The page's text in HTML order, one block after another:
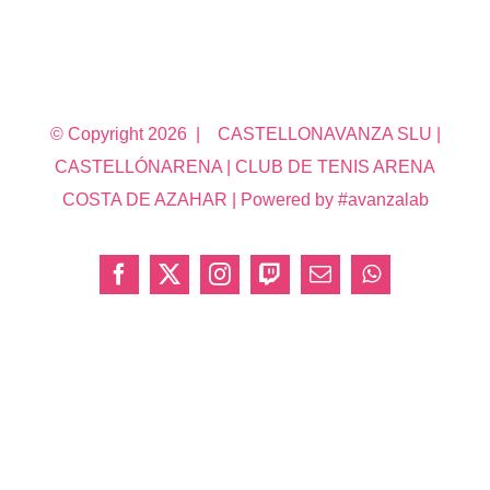
© Copyright 2026 | CASTELLONAVANZA SLU |
CASTELLÓNARENA | CLUB DE TENIS ARENA
COSTA DE AZAHAR | Powered by #avanzalab
Facebook
X InstagramTwitchCorreoWhatsApp